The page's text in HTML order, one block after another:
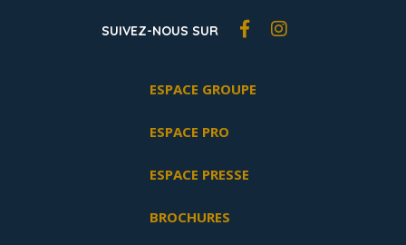
SUIVEZ-NOUS SUR
ESPACE GROUPE
ESPACE PRO
ESPACE PRESSE
BROCHURES